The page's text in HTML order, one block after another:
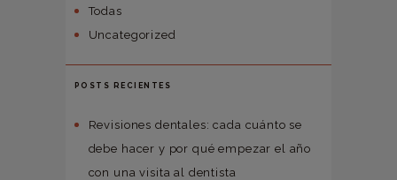
Todas
Uncategorized
POSTS RECIENTES
Revisiones dentales: cada cuánto se
debe hacer y por qué empezar el año
con una visita al dentista